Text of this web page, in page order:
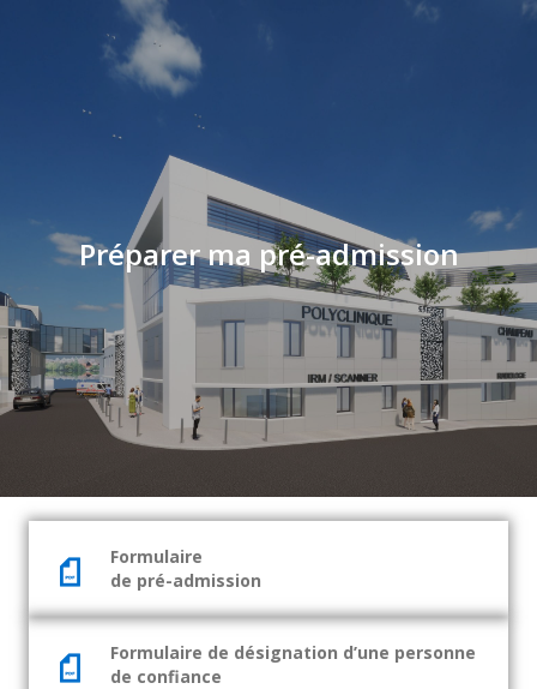
Préparer ma pré-admission
Formulaire
de pré-admission
Formulaire de désignation d’une personne
de confiance